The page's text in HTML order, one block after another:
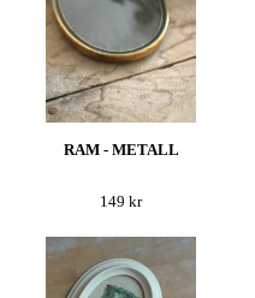
RAM - METALL
149 kr